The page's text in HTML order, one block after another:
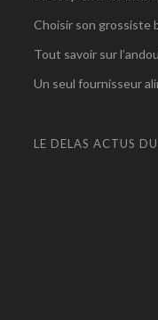
Choisir son grossiste
Tout savoir sur
Un seul fournisseur
LE DELAS ACTUS